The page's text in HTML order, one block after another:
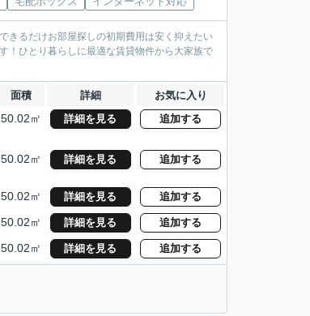
きるだけお部屋探しの初期費用は安く抑えたい
！ひとり暮らしに最適な賃貸物件から大家族で
面積 詳細 お気に入り
50.02㎡ 詳細を見る 追加する
50.02㎡ 詳細を見る 追加する
50.02㎡ 詳細を見る 追加する
50.02㎡ 詳細を見る 追加する
50.02㎡ 詳細を見る 追加する